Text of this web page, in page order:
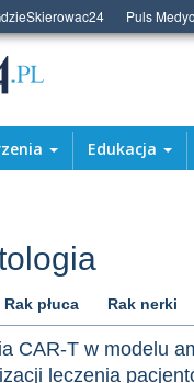
Puls
Edukacja
Rak płuca Rak nerki
CAR-T w modelu
leczenia